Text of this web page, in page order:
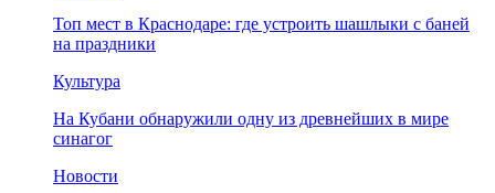
Топ мест в Краснодаре: где устроить шашлыки с баней
на праздники
Культура
На Кубани обнаружили одну из древнейших в мире
синагог
Новости